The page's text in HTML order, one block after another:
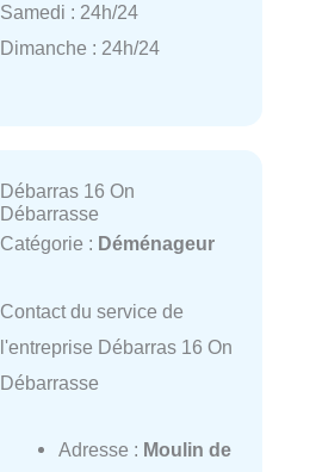
Samedi : 24h/24
Dimanche : 24h/24
Débarras 16 On
Débarrasse
Catégorie : Déménageur
Contact du service de
l'entreprise Débarras 16 On
Débarrasse
Adresse : Moulin de